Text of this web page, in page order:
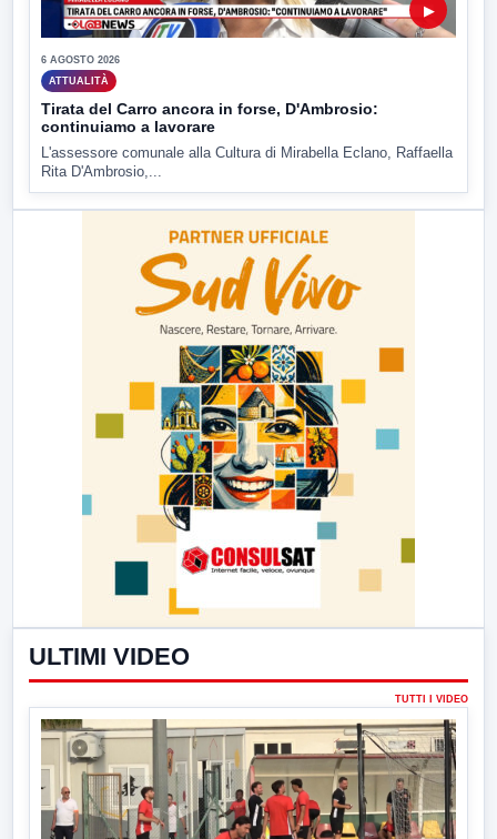
▶
6 AGOSTO 2026
ATTUALITÀ
Tirata del Carro ancora in forse, D'Ambrosio:
continuiamo a lavorare
L'assessore comunale alla Cultura di Mirabella Eclano, Raffaella
Rita D'Ambrosio,...
ULTIMI VIDEO
TUTTI I VIDEO